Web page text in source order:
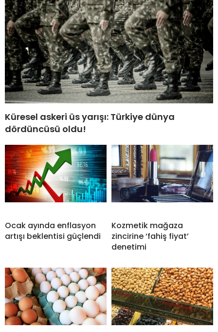
Küresel askeri üs yarışı: Türkiye dünya
dördüncüsü oldu!
Ocak ayında enflasyon
artışı beklentisi güçlendi
Kozmetik mağaza
zincirine ‘fahiş fiyat’
denetimi